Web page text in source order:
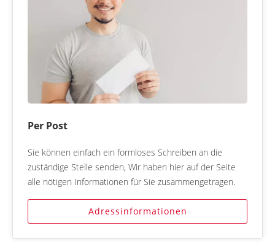
Per Post
Sie können einfach ein formloses Schreiben an die
zuständige Stelle senden, Wir haben hier auf der Seite
alle nötigen Informationen für Sie zusammengetragen.
Adressinformationen